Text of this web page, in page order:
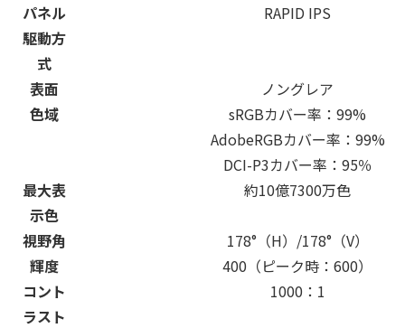
パネル
駆動方
式
RAPID IPS
表面
ノングレア
色域
sRGBカバー率：99%
AdobeRGBカバー率：99%
DCI-P3カバー率：95％
最大表
示色
約10億7300万色
視野角
178°（H）/178°（V）
輝度
400（ピーク時：600）
コント
ラスト
1000：1